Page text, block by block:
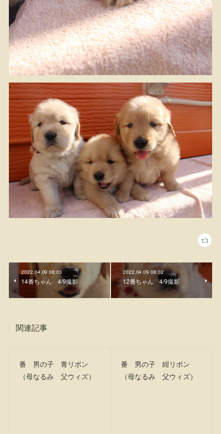
2022.04.09 08:03
14番ちゃん 4/9撮影
2022.04.09 08:02
12番ちゃん 4/9撮影
関連記事
番 男の子 青リボン
（母なるみ 父ウィズ）
番 男の子 紺リボン
（母なるみ 父ウィズ）